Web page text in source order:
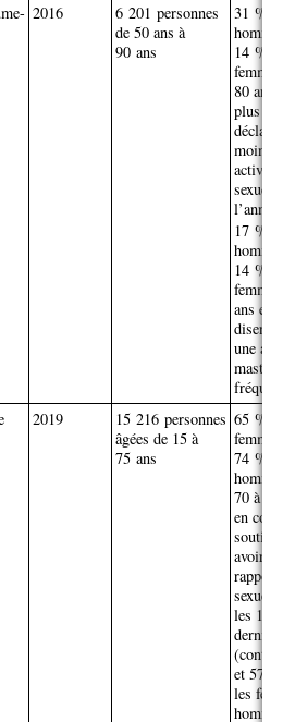
2016
6 201 personnes
de 50 ans à
90 ans
31 % des
hommes
14 % des
femmes
80 ans et
plus
déclarent
moins
activité
sexuelle
l’année.
17 % des
hommes
14 % des
femmes
ans et
disent
une
fréquente.
2019
15 216 personnes
âgées de 15 à
75 ans
65 % des
femmes
74 % des
hommes
70 à 75
en couple
avoir eu
rapport
sexuel
les 12
derniers
(contre
et 57 %
les
hommes